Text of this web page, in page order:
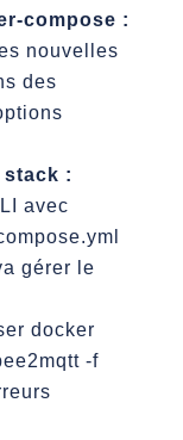
compose :
nouvelles
des
stack :
avec
gérer le
docker
-f